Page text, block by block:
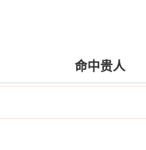
命中贵人